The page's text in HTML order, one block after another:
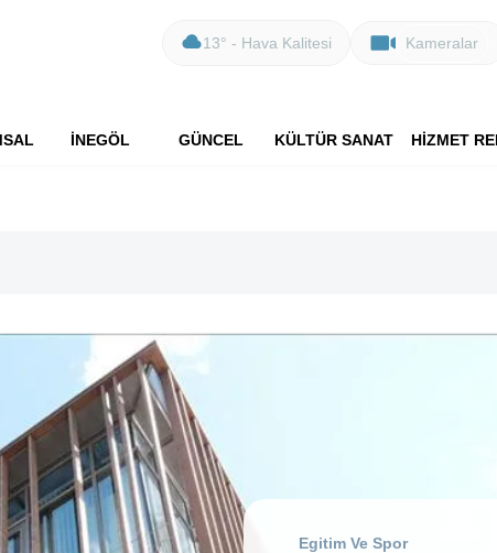
13° - Hava Kalitesi Kameralar
İNEGÖL GÜNCEL KÜLTÜR SANAT HİZMET
Egitim Ve Spor